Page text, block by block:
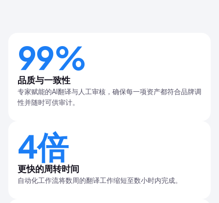
99%
品质与一致性
专家赋能的AI翻译与人工审核，确保每一项资产都符合品牌调
性并随时可供审计。
4倍
更快的周转时间
自动化工作流将数周的翻译工作缩短至数小时内完成。